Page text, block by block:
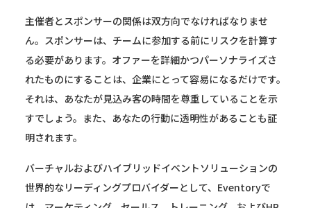
主催者とスポンサーの関係は双方向でなければなりませ
ん。スポンサーは、チームに参加する前にリスクを計算す
る必要があります。オファーを詳細かつパーソナライズさ
れたものにすることは、企業にとって容易になるだけです。
それは、あなたが見込み客の時間を尊重していることを示
すでしょう。また、あなたの行動に透明性があることも証
明されます。
バーチャルおよびハイブリッドイベントソリューションの
世界的なリーディングプロバイダーとして、Eventoryで